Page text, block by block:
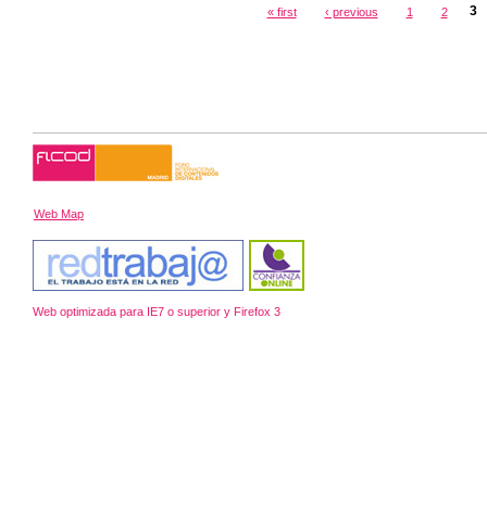
« first ‹ previous 1 2 3
Web Map
Web optimizada para IE7 o superior y Firefox 3